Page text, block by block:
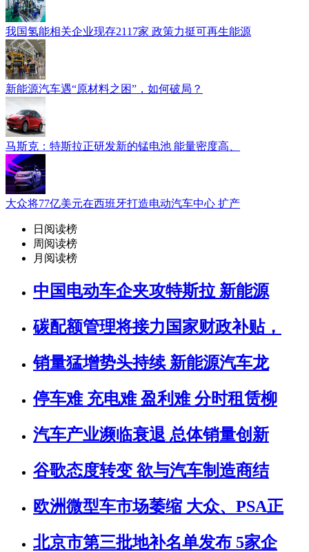
我国氢能相关企业现存2117家 政策力挺可再生能源
新能源汽车遇“原材料之困”，如何破局？
马斯克：特斯拉正研发新的锰电池 能量密度高、
大众将77亿美元在西班牙打造电动汽车中心 扩产
日阅读榜
周阅读榜
月阅读榜
中国电动车企夹攻特斯拉 新能源
碳配额管理将接力国家财政补贴，
销量猛增势头持续 新能源汽车龙
停车难 充电难 盈利难 分时租赁柳
汽车产业濒临衰退 总体销量创新
谷歌态度转变 欲与汽车制造商结
欧洲微型车市场萎缩 大众、PSA正
北京市第三批地补名单发布 5家企